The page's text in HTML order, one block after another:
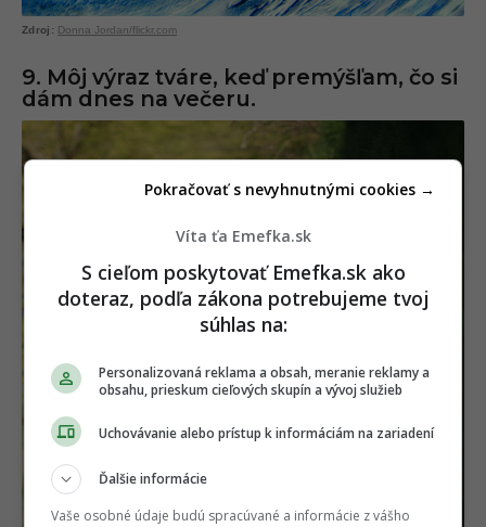
Donna Jordan/flickr.com
9. Môj výraz tváre, keď premýšľam, čo si
dám dnes na večeru.
Víta ťa Emefka.sk
S cieľom poskytovať Emefka.sk ako
doteraz, podľa zákona potrebujeme tvoj
súhlas na:
Personalizovaná reklama a obsah, meranie reklamy a
obsahu, prieskum cieľových skupín a vývoj služieb
Uchovávanie alebo prístup k informáciám na zariadení
Ďalšie informácie
Vaše osobné údaje budú spracúvané a informácie z vášho
Pokračovať s nevyhnutnými cookies →